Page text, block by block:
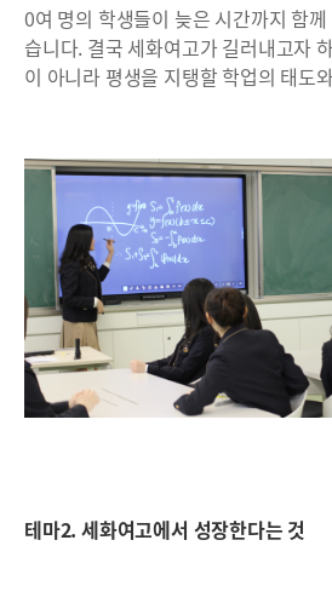
0여 명의 학생들이 늦은 시간까지 함
습니다. 결국 세화여고가 길러내고자
이 아니라 평생을 지탱할 학업의 태도
테마2. 세화여고에서 성장한다는 것